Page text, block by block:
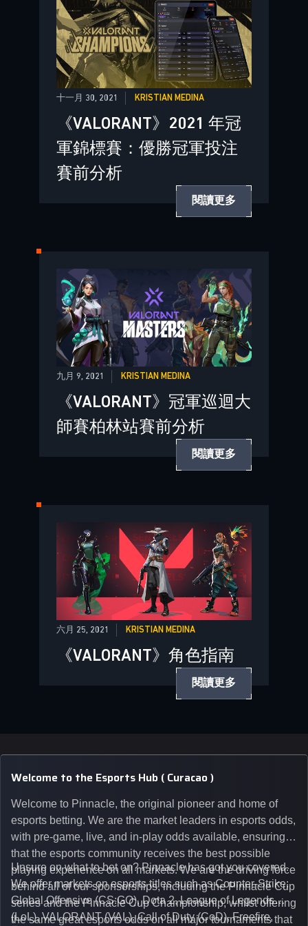
十一月 30, 2021 KRISTIAN MEDINA
《VALORANT》2021 年冠
軍錦標賽：優勝冠軍投注
賽前分析
閱讀更多
九月 9, 2021 KRISTIAN MEDINA
《VALORANT》冠軍巡迴大
師賽柏林站賽前分析
閱讀更多
六月 25, 2021 KRISTIAN MEDINA
《VALORANT》角色指南
閱讀更多
Welcome to the Esports Hub ( Curacao )
Welcome to Pinnacle, the original pioneer and home of
esports betting. We are the market leaders in esports odds,
with pre-game, live, and in-play odds available, ensuring
that the esports community receives the best possible
playing experience on all markets. We are the driving force
behind all of our sponsorships, including the Pinnacle Cup
series and the Pinnacle Cup Championship, whilst offering
the same great esports odds on all major tournaments that
Unsure on what to bet on? Pinnacle has got you covered.
We offer markets on esports titles such as Counter-Strike:
Global Offensive (CS:GO), Dota 2, League of Legends
(LoL), VALORANT (VAL), Call of Duty (CoD), Freefire,